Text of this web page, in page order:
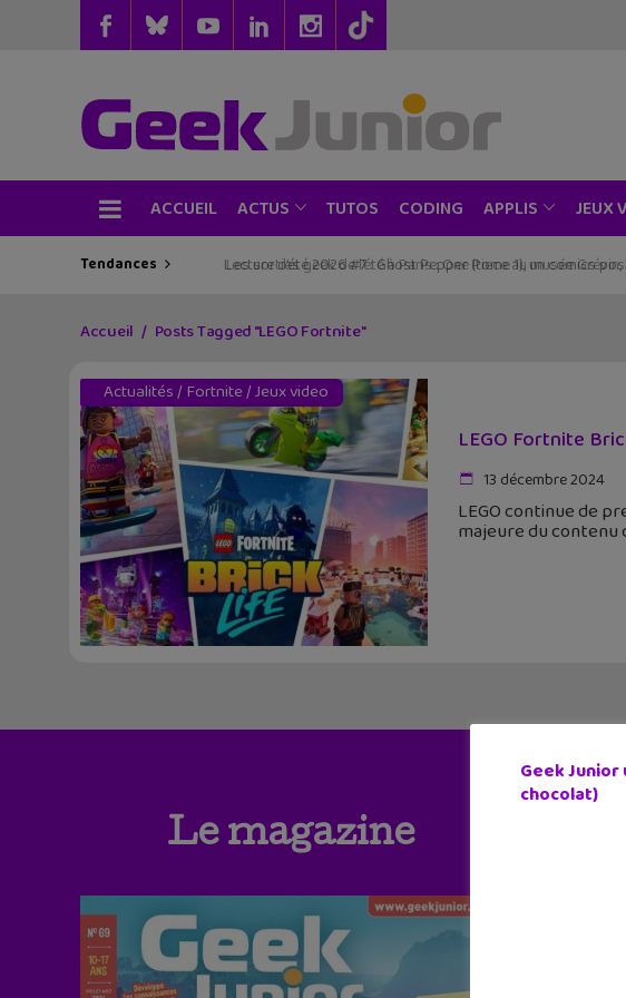
ACCUEIL ACTUS TUTOS CODING APPLIS JEUX
Tendances Les sorties geek de l’été à Paris : One Piece au musée Grévin,
Accueil Posts Tagged "LEGO Fortnite"
Actualités/ Fortnite/Jeux video
LEGO Fortnite
13 décembre 2024
LEGO continue de
majeure du contenu
Le magazine
Geek
chocolat)